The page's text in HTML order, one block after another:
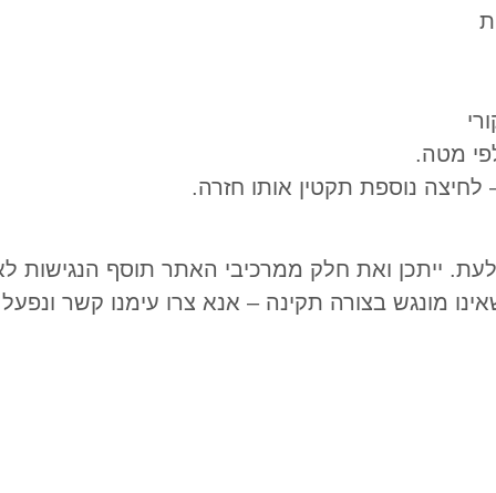
ייתכן ואת חלק ממרכיבי האתר תוסף הנגישות
מונגש בצורה תקינה – אנא צרו עימנו קשר